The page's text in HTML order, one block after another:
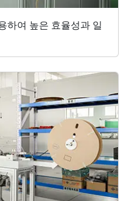
하여 높은 효율성과 일